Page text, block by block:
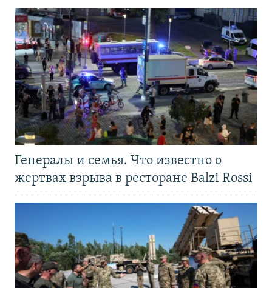
Генералы и семья. Что известно о
жертвах взрыва в ресторане Balzi Rossi